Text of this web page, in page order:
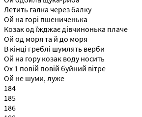
Летить галка через балку
Ой на горі пшениченька
Козак од їжджає дівчинонька плаче
Ой од моря та й до моря
В кінці греблі шумлять верби
Ой на гору козак воду носить
Ох 1 повій повій буйний вітре
Ой не шуми, луже
184
185
186